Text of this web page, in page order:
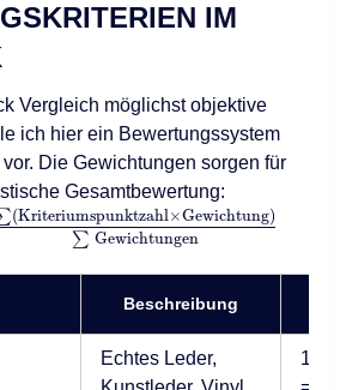
IM
Vergleich möglichst objektive
ich hier ein Bewertungssystem
Die Gewichtungen sorgen für
Gesamtbewertung:
(Kriteriumspunktzahl×Gewichtung)
∑ Gewichtungen
Beschreibung
Echtes Leder,
1 =